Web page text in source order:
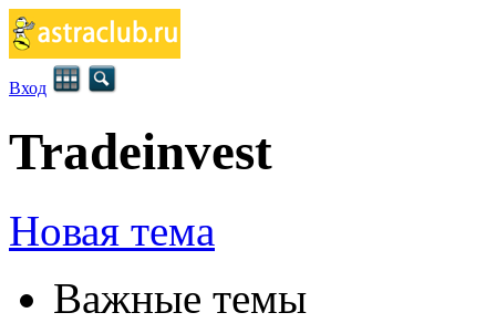
Вход
Tradeinvest
Новая тема
Важные темы